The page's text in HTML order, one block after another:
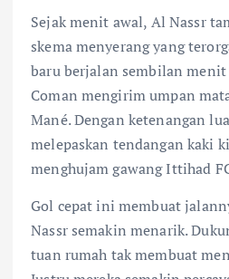
Sejak menit awal, Al Nassr
skema menyerang yang
baru berjalan sembilan
Coman mengirim umpan
Mané. Dengan ketenangan
melepaskan tendangan kaki
menghujam gawang Ittihad
Gol cepat ini membuat
Nassr semakin menarik.
tuan rumah tak membuat